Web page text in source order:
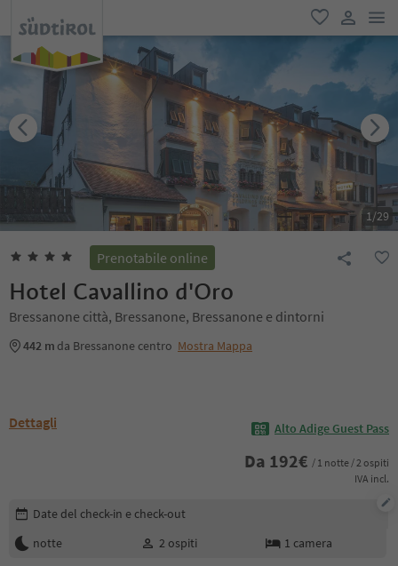
favoriti
user link
1/29
Prenotabile online
Hotel Cavallino d'Oro
Bressanone città, Bressanone, Bressanone e dintorni
442 m da Bressanone centro Mostra Mappa
Dettagli Alto Adige Guest Pass
Da 192€ / 1 notte / 2 ospiti
IVA incl.
Modifica i dettagli della prenotazione
Date del check-in e check-out
notte
2 ospiti 1 camera